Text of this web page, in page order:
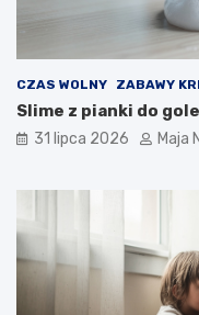
CZAS WOLNY ZABAWY
Slime z pianki do
31 lipca 2026 Maja